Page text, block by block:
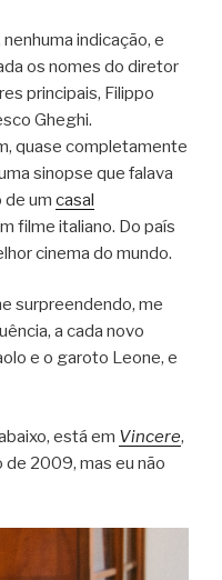
indicação, e
os nomes do diretor
principais, Filippo
Gheghi.
quase completamente
sinopse que falava
de um casal
filme italiano. Do país
cinema do mundo.
surpreendendo, me
a cada novo
e o garoto Leone, e
está em Vincere,
2009, mas eu não